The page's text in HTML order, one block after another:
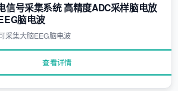
信号采集系统 高精度ADC采样脑电放
脑电波
采集大脑EEG脑电波
查看详情